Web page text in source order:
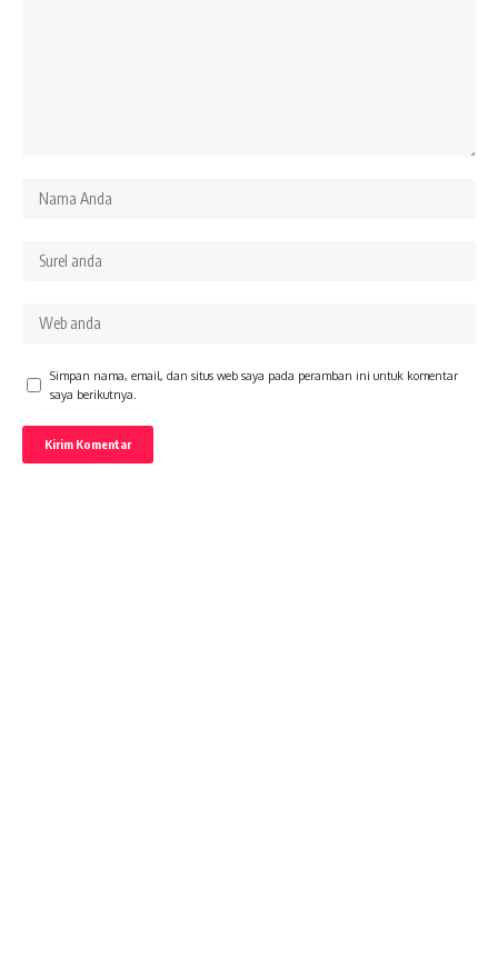
Simpan nama, email, dan situs web saya pada peramban ini untuk komentar
saya berikutnya.